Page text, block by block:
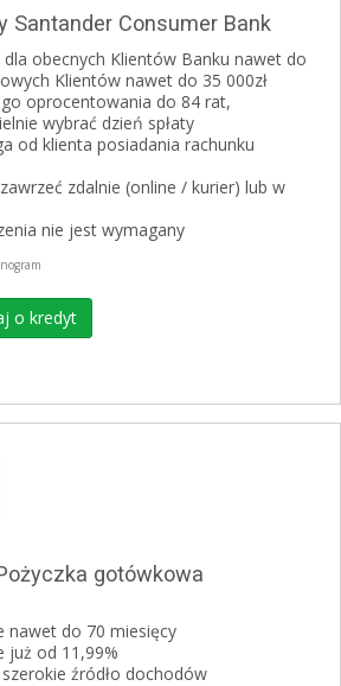
Santander Consumer Bank
obecnych Klientów Banku nawet do
Klientów nawet do 35 000zł
oprocentowania do 84 rat,
wybrać dzień spłaty
od klienta posiadania rachunku
zdalnie (online / kurier) lub w
nie jest wymagany
o kredyt
gotówkowa
nawet do 70 miesięcy
już od 11,99%
źródło dochodów